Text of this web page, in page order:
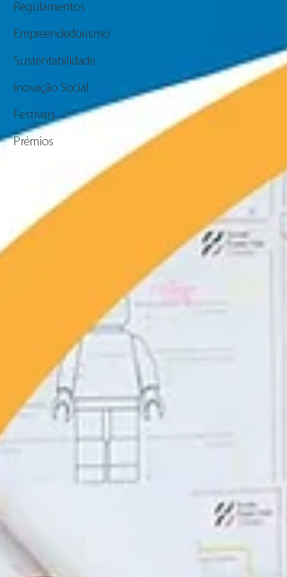
Regulamentos
Empreendedorismo
Sustentabilidade
Inovação Social
Festivais
Prémios